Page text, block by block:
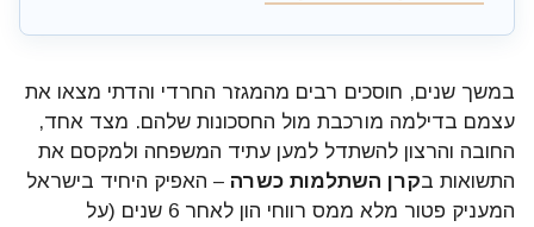
במשך שנים, חוסכים רבים מהמגזר החרדי והדתי מצאו את
עצמם בדילמה מורכבת מול החסכונות שלהם. מצד אחד,
החובה והרצון להשתדל למען עתיד המשפחה ולמקסם את
התשואות בקרן השתלמות כשרה – האפיק היחיד בישראל
המעניק פטור מלא ממס רווחי הון לאחר 6 שנים (על